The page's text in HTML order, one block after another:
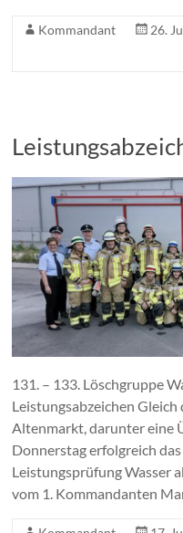
Kommandant 26.
131. – 133. Löschgruppe
Leistungsabzeichen
Altenmarkt, darunter eine
Donnerstag erfolgreich
Leistungsprüfung Wasser
vom 1. Kommandanten